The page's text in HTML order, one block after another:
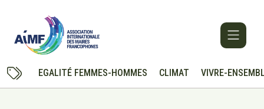
EGALITÉ FEMMES-HOMMES CLIMAT VIVRE-